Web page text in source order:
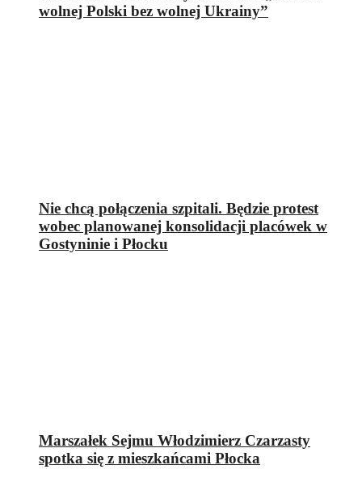
wolnej Polski bez wolnej Ukrainy”
Nie chcą połączenia szpitali. Będzie protest
wobec planowanej konsolidacji placówek w
Gostyninie i Płocku
Marszałek Sejmu Włodzimierz Czarzasty
spotka się z mieszkańcami Płocka